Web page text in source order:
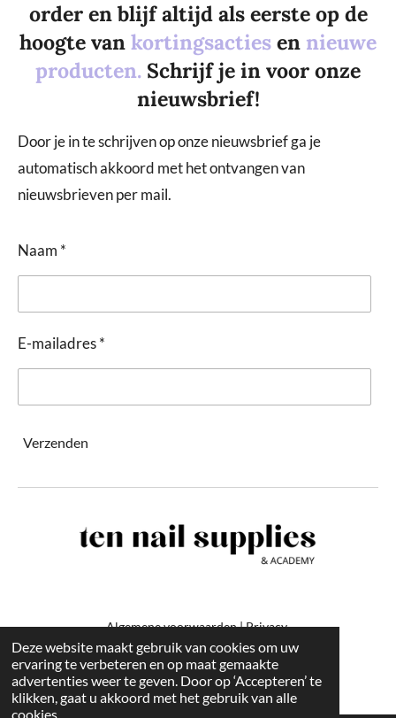
Deze website maakt gebruik van cookies om uw
ervaring te verbeteren en op maat gemaakte
advertenties weer te geven. Door op ‘Accepteren’ te
klikken, gaat u akkoord met het gebruik van alle
cookies.
order en blijf altijd als eerste op de
hoogte van kortingsacties en nieuwe
producten. Schrijf je in voor onze
nieuwsbrief!
Door je in te schrijven op onze nieuwsbrief ga je
automatisch akkoord met het ontvangen van
nieuwsbrieven per mail.
Naam *
E-mailadres *
Verzenden
Algemene voorwaarden|Privacy
-